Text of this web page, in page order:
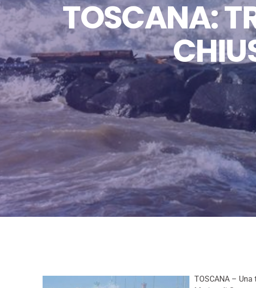
TOSCANA:
TOSCANA –